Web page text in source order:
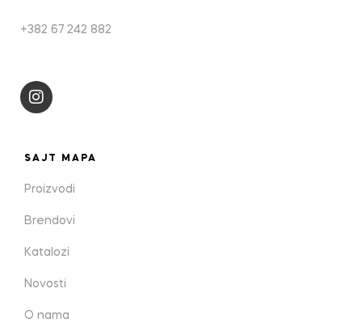
+382 67 242 882
SAJT MAPA
Proizvodi
Brendovi
Katalozi
Novosti
O nama